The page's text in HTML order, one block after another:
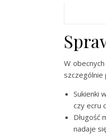
W
szczególnie
Sukienki
czy ecru
Długość
nadaje